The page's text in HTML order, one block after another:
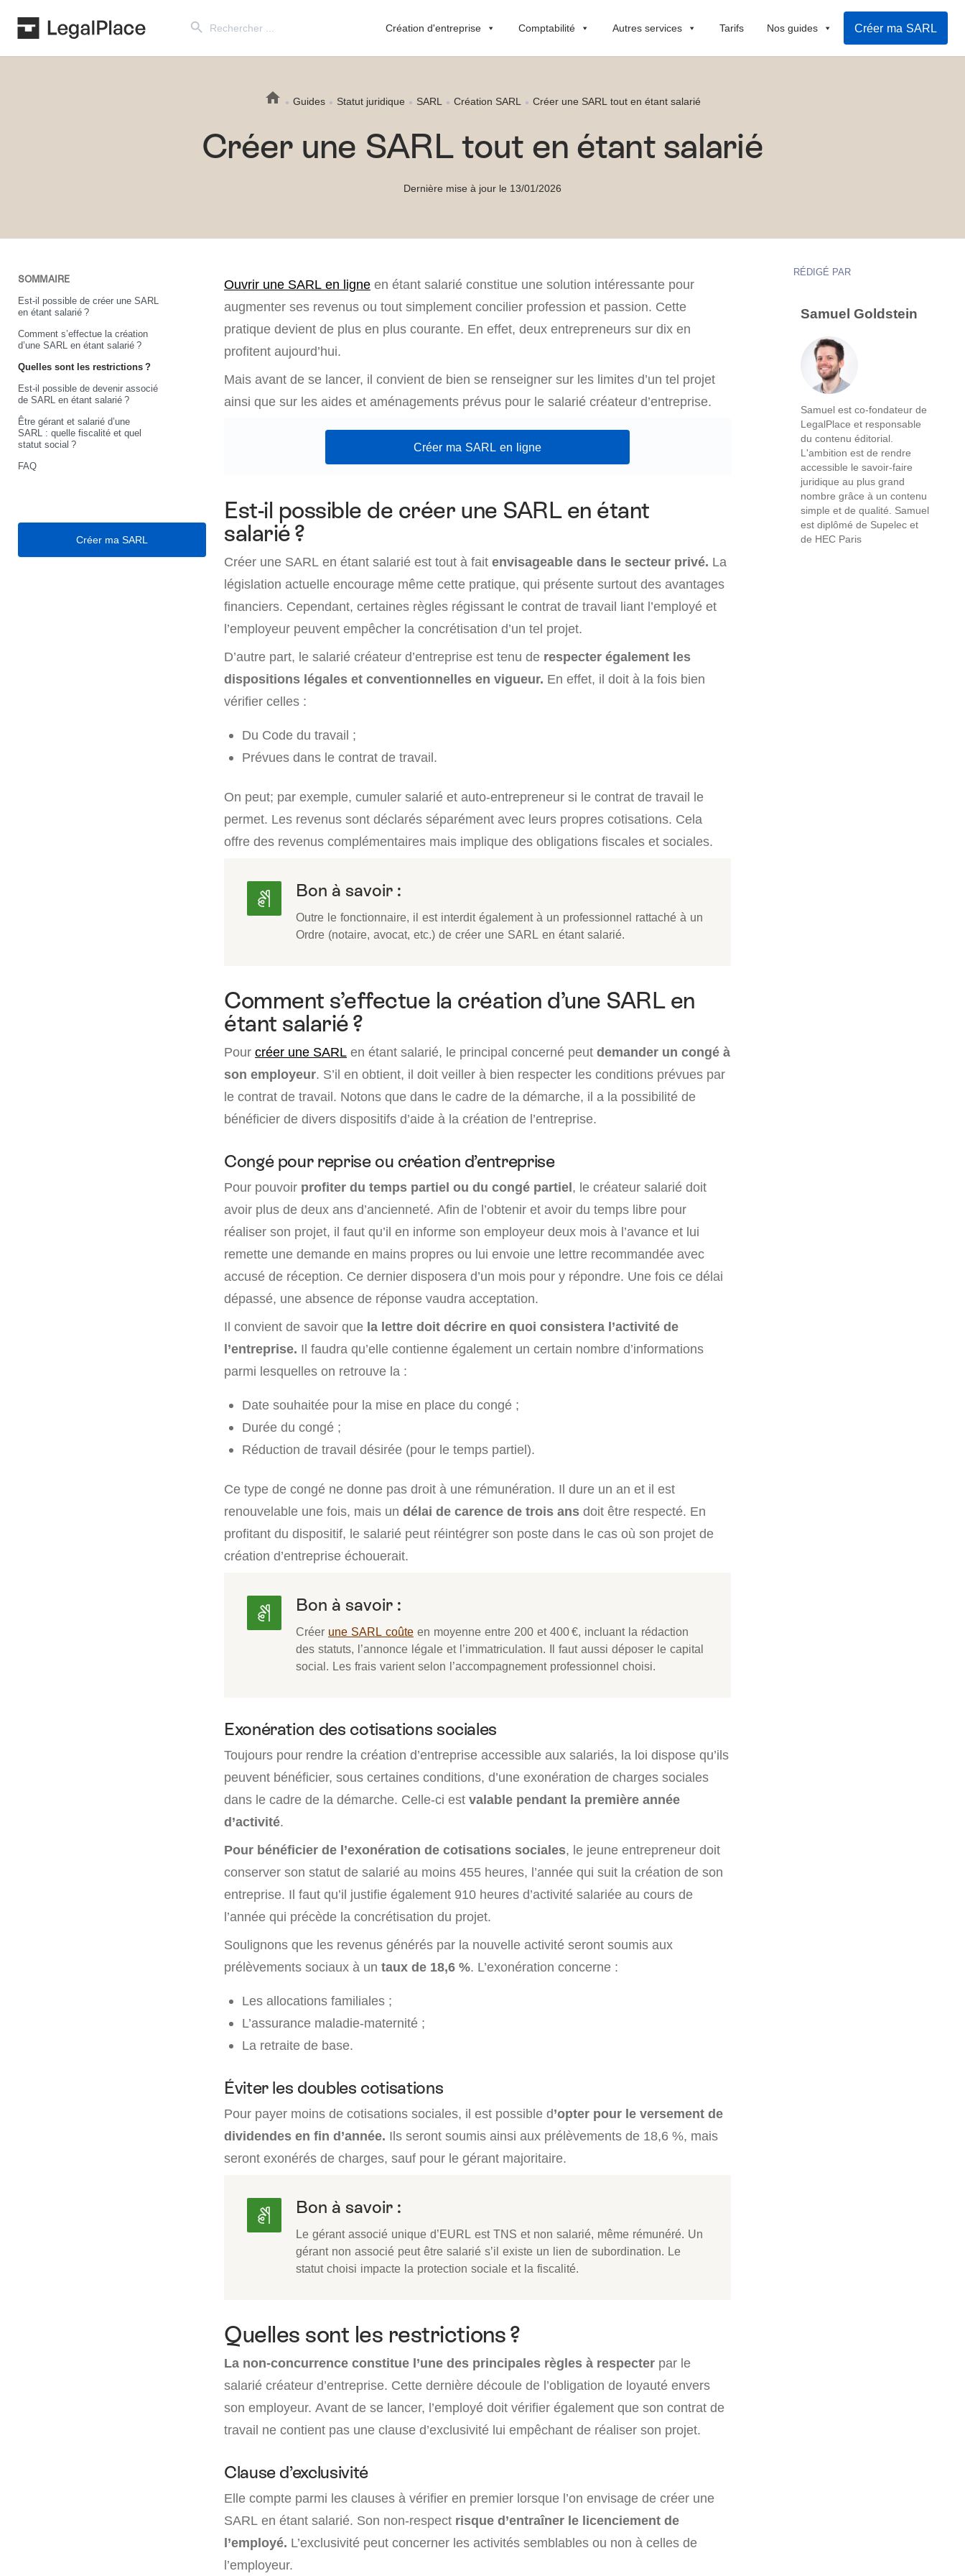
for:
Création d'entreprise Comptabilité Autres services Tarifs Nos guides Créer ma SARL
Guides Statut juridique SARL Création SARL Créer une SARL tout en étant salarié
Créer une SARL tout en étant salarié
Dernière mise à jour le 13/01/2026
SOMMAIRE
Est-il possible de créer une SARL
en étant salarié ?
Comment s’effectue la création
d’une SARL en étant salarié ?
Quelles sont les restrictions ?
Est-il possible de devenir associé
de SARL en étant salarié ?
Être gérant et salarié d’une
SARL : quelle fiscalité et quel
statut social ?
FAQ
Créer ma SARL
Ouvrir une SARL en ligne en étant salarié constitue une solution intéressante pour
augmenter ses revenus ou tout simplement concilier profession et passion. Cette
pratique devient de plus en plus courante. En effet, deux entrepreneurs sur dix en
profitent aujourd’hui.
Mais avant de se lancer, il convient de bien se renseigner sur les limites d’un tel projet
ainsi que sur les aides et aménagements prévus pour le salarié créateur d’entreprise.
Créer ma SARL en ligne
Est-il possible de créer une SARL en étant
salarié ?
Créer une SARL en étant salarié est tout à fait envisageable dans le secteur privé. La
législation actuelle encourage même cette pratique, qui présente surtout des avantages
financiers. Cependant, certaines règles régissant le contrat de travail liant l’employé et
l’employeur peuvent empêcher la concrétisation d’un tel projet.
D’autre part, le salarié créateur d’entreprise est tenu de respecter également les
dispositions légales et conventionnelles en vigueur. En effet, il doit à la fois bien
vérifier celles :
Du Code du travail ;
Prévues dans le contrat de travail.
On peut; par exemple, cumuler salarié et auto-entrepreneur si le contrat de travail le
permet. Les revenus sont déclarés séparément avec leurs propres cotisations. Cela
offre des revenus complémentaires mais implique des obligations fiscales et sociales.
Bon à savoir :
Outre le fonctionnaire, il est interdit également à un professionnel rattaché à un
Ordre (notaire, avocat, etc.) de créer une SARL en étant salarié.
Comment s’effectue la création d’une SARL en
étant salarié ?
Pour créer une SARL en étant salarié, le principal concerné peut demander un congé à
son employeur. S’il en obtient, il doit veiller à bien respecter les conditions prévues par
le contrat de travail. Notons que dans le cadre de la démarche, il a la possibilité de
bénéficier de divers dispositifs d’aide à la création de l’entreprise.
Congé pour reprise ou création d’entreprise
Pour pouvoir profiter du temps partiel ou du congé partiel, le créateur salarié doit
avoir plus de deux ans d’ancienneté. Afin de l’obtenir et avoir du temps libre pour
réaliser son projet, il faut qu’il en informe son employeur deux mois à l’avance et lui
remette une demande en mains propres ou lui envoie une lettre recommandée avec
accusé de réception. Ce dernier disposera d’un mois pour y répondre. Une fois ce délai
dépassé, une absence de réponse vaudra acceptation.
Il convient de savoir que la lettre doit décrire en quoi consistera l’activité de
l’entreprise. Il faudra qu’elle contienne également un certain nombre d’informations
parmi lesquelles on retrouve la :
Date souhaitée pour la mise en place du congé ;
Durée du congé ;
Réduction de travail désirée (pour le temps partiel).
Ce type de congé ne donne pas droit à une rémunération. Il dure un an et il est
renouvelable une fois, mais un délai de carence de trois ans doit être respecté. En
profitant du dispositif, le salarié peut réintégrer son poste dans le cas où son projet de
création d’entreprise échouerait.
Bon à savoir :
Créer une SARL coûte en moyenne entre 200 et 400 €, incluant la rédaction
des statuts, l’annonce légale et l’immatriculation. Il faut aussi déposer le capital
social. Les frais varient selon l’accompagnement professionnel choisi.
Exonération des cotisations sociales
Toujours pour rendre la création d’entreprise accessible aux salariés, la loi dispose qu’ils
peuvent bénéficier, sous certaines conditions, d’une exonération de charges sociales
dans le cadre de la démarche. Celle-ci est valable pendant la première année
d’activité.
Pour bénéficier de l’exonération de cotisations sociales, le jeune entrepreneur doit
conserver son statut de salarié au moins 455 heures, l’année qui suit la création de son
entreprise. Il faut qu’il justifie également 910 heures d’activité salariée au cours de
l’année qui précède la concrétisation du projet.
Soulignons que les revenus générés par la nouvelle activité seront soumis aux
prélèvements sociaux à un taux de 18,6 %. L’exonération concerne :
Les allocations familiales ;
L’assurance maladie-maternité ;
La retraite de base.
Éviter les doubles cotisations
Pour payer moins de cotisations sociales, il est possible d’opter pour le versement de
dividendes en fin d’année. Ils seront soumis ainsi aux prélèvements de 18,6 %, mais
seront exonérés de charges, sauf pour le gérant majoritaire.
Bon à savoir :
Le gérant associé unique d’EURL est TNS et non salarié, même rémunéré. Un
gérant non associé peut être salarié s’il existe un lien de subordination. Le
statut choisi impacte la protection sociale et la fiscalité.
Quelles sont les restrictions ?
La non-concurrence constitue l’une des principales règles à respecter par le
salarié créateur d’entreprise. Cette dernière découle de l’obligation de loyauté envers
son employeur. Avant de se lancer, l’employé doit vérifier également que son contrat de
travail ne contient pas une clause d’exclusivité lui empêchant de réaliser son projet.
Clause d’exclusivité
Elle compte parmi les clauses à vérifier en premier lorsque l’on envisage de créer une
SARL en étant salarié. Son non-respect risque d’entraîner le licenciement de
l’employé. L’exclusivité peut concerner les activités semblables ou non à celles de
l’employeur.
RÉDIGÉ PAR
Samuel Goldstein
Samuel est co-fondateur de
LegalPlace et responsable
du contenu éditorial.
L'ambition est de rendre
accessible le savoir-faire
juridique au plus grand
nombre grâce à un contenu
simple et de qualité. Samuel
est diplômé de Supelec et
de HEC Paris